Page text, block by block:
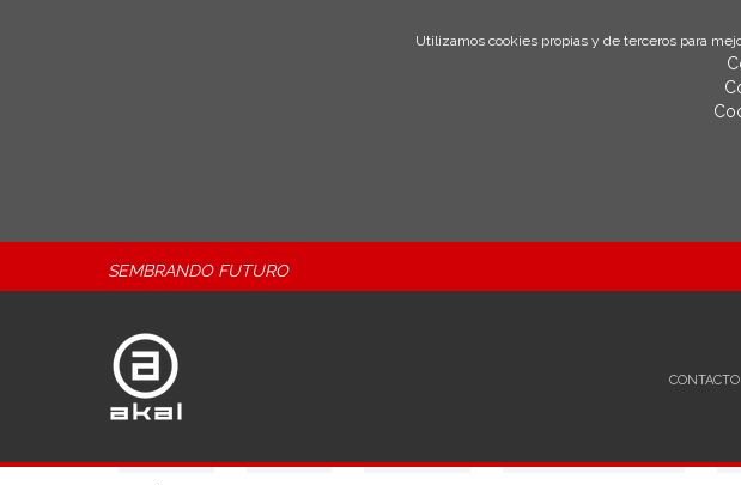
Utilizamos cookies propias y de terceros para
SEMBRANDO FUTURO
CONTACTO